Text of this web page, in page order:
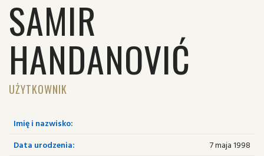
SAMIR
HANDANOVIĆ
UŻYTKOWNIK
Imię i nazwisko:
Data urodzenia:
7 maja 1998